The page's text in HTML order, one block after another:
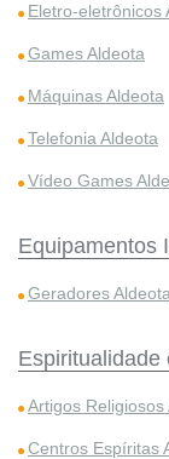
Eletro-eletrônicos
Games Aldeota
Máquinas Aldeota
Telefonia Aldeota
Vídeo Games
Equipamentos
Geradores Aldeota
Espiritualidade
Artigos Religiosos
Centros Espíritas